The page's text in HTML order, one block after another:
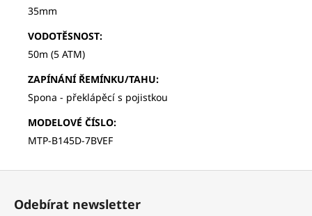
35mm
VODOTĚSNOST:
50m (5 ATM)
ZAPÍNÁNÍ ŘEMÍNKU/TAHU:
Spona - překlápěcí s pojistkou
MODELOVÉ ČÍSLO:
MTP-B145D-7BVEF
Z
Odebírat newsletter